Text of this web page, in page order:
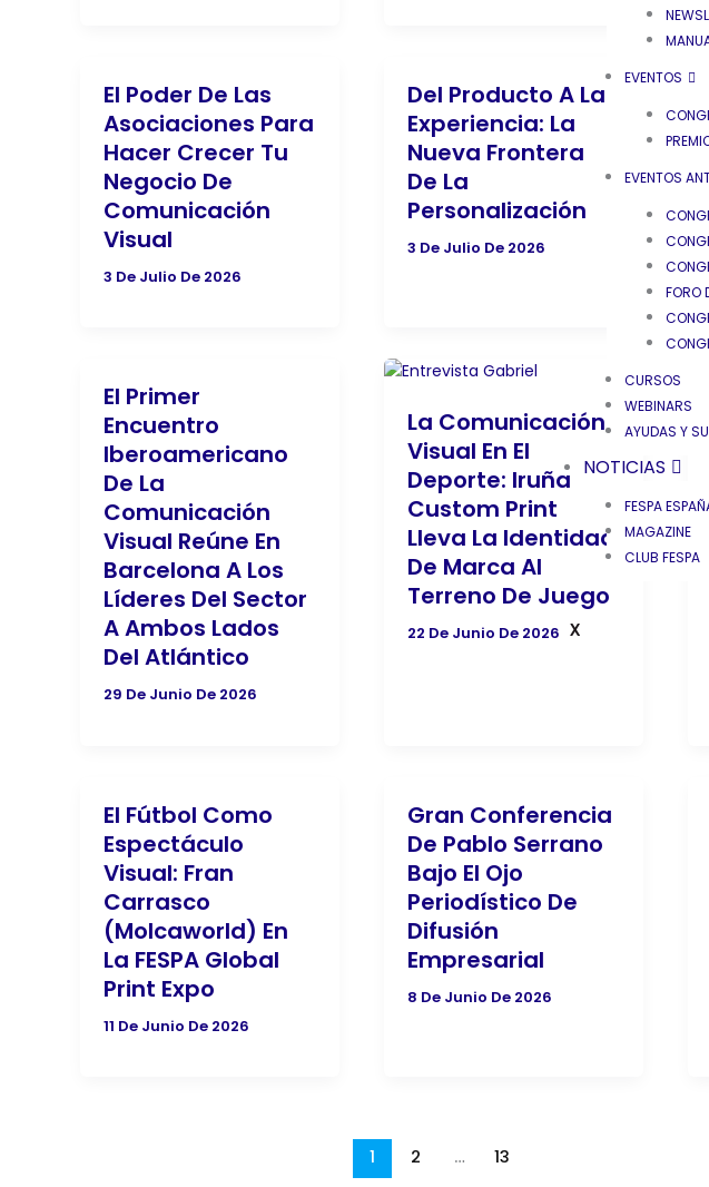
EVENTOS
EVENTOS
FORO
CURSOS
WEBINARS
AYUDAS Y
NOTICIAS
FESPA
MAGAZINE
CLUB FESPA
X
El Poder De Las
Asociaciones Para
Hacer Crecer Tu
Negocio De
Comunicación
Visual
3 De Julio De 2026
Del Producto A La
Experiencia: La
Nueva Frontera
De La
Personalización
3 De Julio De 2026
El Primer
Encuentro
Iberoamericano
De La
Comunicación
Visual Reúne En
Barcelona A Los
Líderes Del Sector
A Ambos Lados
Del Atlántico
29 De Junio De 2026
La Comunicación
Visual En El
Deporte: Iruña
Custom Print
Lleva La Identidad
De Marca Al
Terreno De Juego
22 De Junio De 2026
El Fútbol Como
Espectáculo
Visual: Fran
Carrasco
(Molcaworld) En
La FESPA Global
Print Expo
11 De Junio De 2026
Gran Conferencia
De Pablo Serrano
Bajo El Ojo
Periodístico De
Difusión
Empresarial
8 De Junio De 2026
1 2 … 13